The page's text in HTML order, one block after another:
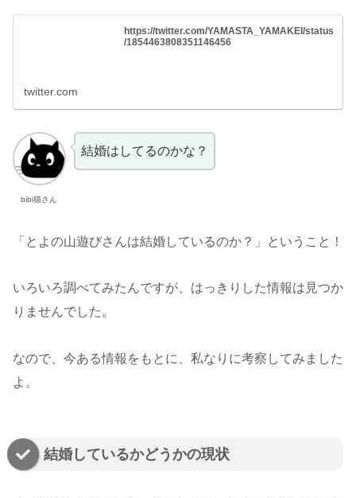
https://twitter.com/YAMASTA_YAMAKEI/status
/1854463808351146456
twitter.com
bibi猫さん
結婚はしてるのかな？
「とよの山遊びさんは結婚しているのか？」ということ！
いろいろ調べてみたんですが、はっきりした情報は見つか
りませんでした。
なので、今ある情報をもとに、私なりに考察してみました
よ。
結婚しているかどうかの現状